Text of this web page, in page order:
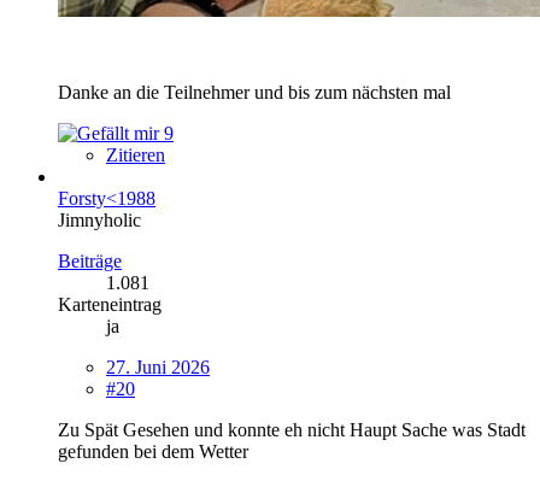
Danke an die Teilnehmer und bis zum nächsten mal
9
Zitieren
Forsty<1988
Jimnyholic
Beiträge
1.081
Karteneintrag
ja
27. Juni 2026
#20
Zu Spät Gesehen und konnte eh nicht Haupt Sache was Stadt
gefunden bei dem Wetter